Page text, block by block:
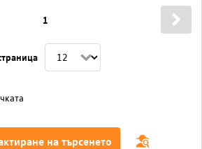
1
на търсенето